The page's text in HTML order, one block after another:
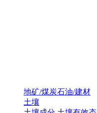
地矿/煤炭石油/建材
土壤